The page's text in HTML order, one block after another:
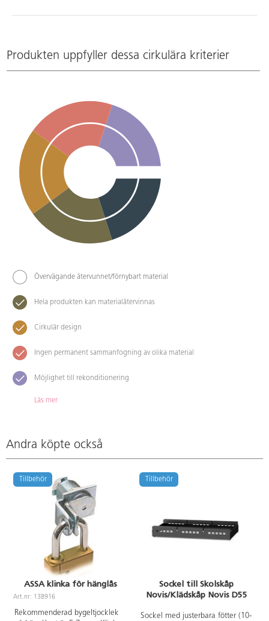
Produkten uppfyller dessa cirkulära kriterier
Övervägande återvunnet/förnybart material
Hela produkten kan materialåtervinnas
Cirkulär design
Ingen permanent sammanfogning av olika material
Möjlighet till rekonditionering
Läs mer
Andra köpte också
Tillbehör
ASSA klinka för hänglås
Art.nr: 138916
Rekommenderad bygeltjocklek
Tillbehör
Sockel till Skolskåp
Novis/Klädskåp Novis D55
Sockel med justerbara fötter (10-